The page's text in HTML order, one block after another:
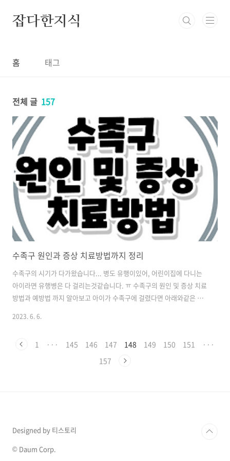
잡다한지식
홈 태그
전체 글 157
수족구 원인과 증상 치료방법까지 정리
수족구의 시기가 다가왔습니다... 병도 유행이있어, 어린이집에 다니는
아이라면 유행병은 다 걸리는것같습니다. ㅠ 수족구의 원인 및 증상 치료
방법과 예방법 까지 알아보고 아이가 수족구에 걸렸다면 아래와같은 방
발생합니다. 감염은 환경적인 요인 뿐만 아니라 바이러스의 유행과 개인
의 면역력 등 다양한 요인에 영향을 받을 수 있습니다. 특히 어린아이들
2023. 6. 6.
1 ··· 145 146 147 148 149 150 151
···
157
Designed by 티스토리
© Daum Corp.